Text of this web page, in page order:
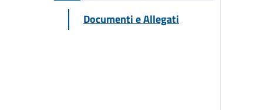
Documenti e Allegati